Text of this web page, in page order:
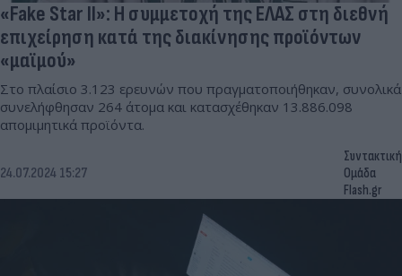
«Fake Star II»: Η συμμετοχή της ΕΛΑΣ στη διεθνή
επιχείρηση κατά της διακίνησης προϊόντων
«μαϊμού»
Στο πλαίσιο 3.123 ερευνών που πραγματοποιήθηκαν, συνολικά
συνελήφθησαν 264 άτομα και κατασχέθηκαν 13.886.098
απομιμητικά προϊόντα.
24.07.2024 15:27
Συντακτική
Ομάδα
Flash.gr